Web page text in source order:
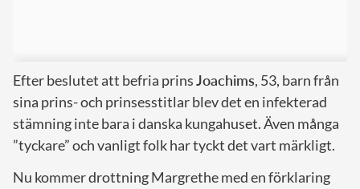
Efter beslutet att befria prinsJoachims, 53, barn från
sina prins- och prinsesstitlar blev det en infekterad
stämning inte bara i danska kungahuset. Även många
”tyckare” och vanligt folk har tyckt det vart märkligt.
Nu kommer drottning Margrethe med en förklaring